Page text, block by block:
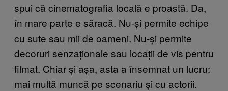
spui că cinematografia locală e proastă. Da,
în mare parte e săracă. Nu-și permite echipe
cu sute sau mii de oameni. Nu-și permite
decoruri senzaționale sau locații de vis pentru
filmat. Chiar și așa, asta a însemnat un lucru:
mai multă muncă pe scenariu și cu actorii.